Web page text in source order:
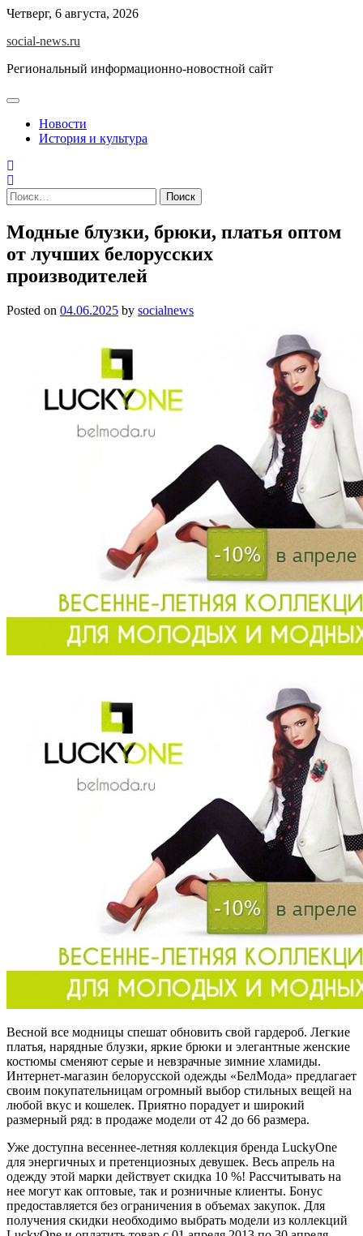
Skip
content
Четверг, 6 августа, 2026
social-news.ru
Региональный информационно-новостной сайт
Новости
История и культура
Найти:
Модные блузки, брюки, платья оптом
от лучших белорусских
производителей
Posted on 04.06.2025 by socialnews
Весной все модницы спешат обновить свой гардероб. Легкие
платья, нарядные блузки, яркие брюки и элегантные женские
костюмы сменяют серые и невзрачные зимние хламиды.
Интернет-магазин белорусской одежды «БелМода» предлагает
своим покупательницам огромный выбор стильных вещей на
любой вкус и кошелек. Приятно порадует и широкий
размерный ряд: в продаже модели от 42 до 66 размера.
Уже доступна весеннее-летняя коллекция бренда LuckyOne
для энергичных и претенциозных девушек. Весь апрель на
одежду этой марки действует скидка 10 %! Рассчитывать на
нее могут как оптовые, так и розничные клиенты. Бонус
предоставляется без ограничения в объемах закупок. Для
получения скидки необходимо выбрать модели из коллекций